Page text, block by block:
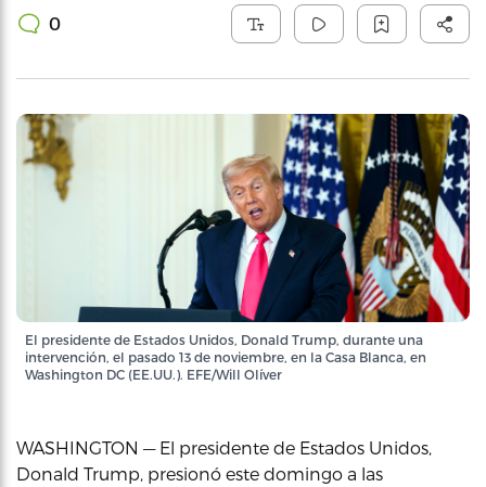
0
El presidente de Estados Unidos, Donald Trump, durante una
intervención, el pasado 13 de noviembre, en la Casa Blanca, en
Washington DC (EE.UU.). EFE/Will Olíver
WASHINGTON — El presidente de Estados Unidos,
Donald Trump, presionó este domingo a las